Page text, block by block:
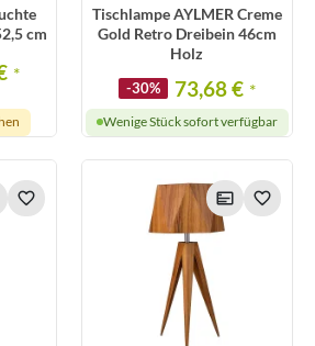
cm
*
Tischlampe AYLMER Creme
Gold Retro Dreibein 46cm
Holz
-30% 73,68 € *
Wenige Stück sofort verfügbar